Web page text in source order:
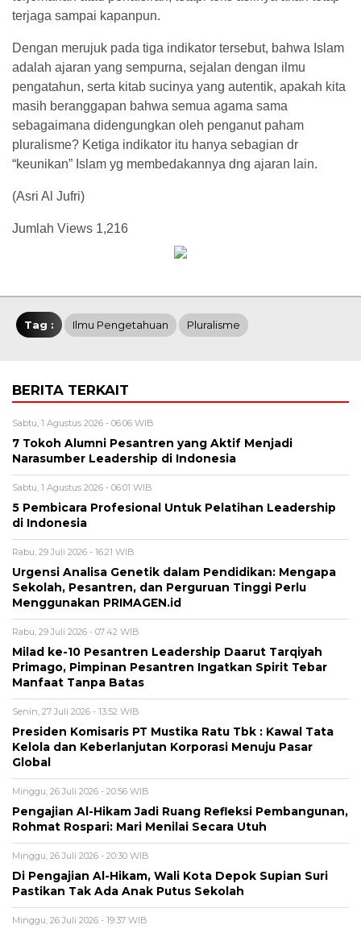
terjaga sampai kapanpun.
Dengan merujuk pada tiga indikator tersebut, bahwa Islam
adalah ajaran yang sempurna, sejalan dengan ilmu
pengatahun, serta kitab sucinya yang autentik, apakah kita
masih beranggapan bahwa semua agama sama
sebagaimana didengungkan oleh penganut paham
pluralisme? Ketiga indikator itu hanya sebagian dr
“keunikan” Islam yg membedakannya dng ajaran lain.
(Asri Al Jufri)
Jumlah Views 1,216
Tag : Ilmu Pengetahuan Pluralisme
BERITA TERKAIT
Sabtu, 1 Agustus 2026 - 06:06 WIB
7 Tokoh Alumni Pesantren yang Aktif Menjadi
Narasumber Leadership di Indonesia
Sabtu, 1 Agustus 2026 - 06:01 WIB
5 Pembicara Profesional Untuk Pelatihan Leadership
di Indonesia
Rabu, 29 Juli 2026 - 16:21 WIB
Urgensi Analisa Genetik dalam Pendidikan: Mengapa
Sekolah, Pesantren, dan Perguruan Tinggi Perlu
Menggunakan PRIMAGEN.id
Rabu, 29 Juli 2026 - 07:42 WIB
Milad ke-10 Pesantren Leadership Daarut Tarqiyah
Primago, Pimpinan Pesantren Ingatkan Spirit Tebar
Manfaat Tanpa Batas
Senin, 27 Juli 2026 - 13:52 WIB
Presiden Komisaris PT Mustika Ratu Tbk : Kawal Tata
Kelola dan Keberlanjutan Korporasi Menuju Pasar
Global
Minggu, 26 Juli 2026 - 20:56 WIB
Pengajian Al-Hikam Jadi Ruang Refleksi Pembangunan,
Rohmat Rospari: Mari Menilai Secara Utuh
Minggu, 26 Juli 2026 - 20:30 WIB
Di Pengajian Al-Hikam, Wali Kota Depok Supian Suri
Pastikan Tak Ada Anak Putus Sekolah
Minggu, 26 Juli 2026 - 19:37 WIB